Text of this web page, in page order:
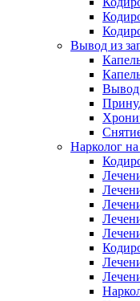
Вывод из
Вывод
Нарколог